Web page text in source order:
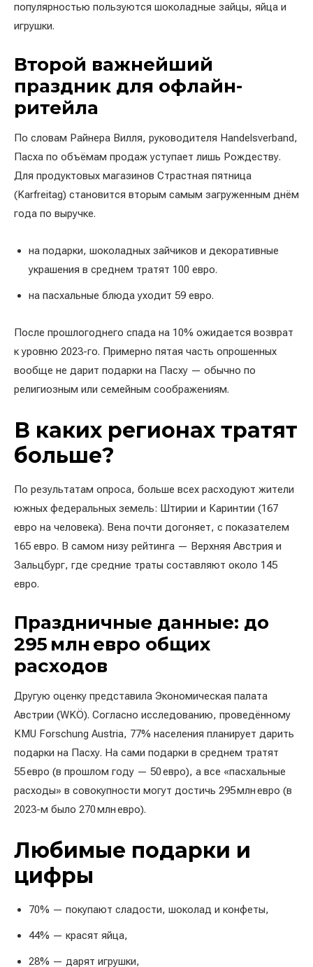
популярностью пользуются шоколадные зайцы, яйца и
игрушки.
Второй важнейший
праздник для офлайн-
ритейла
По словам Райнера Вилля, руководителя Handelsverband,
Пасха по объёмам продаж уступает лишь Рождеству.
Для продуктовых магазинов Страстная пятница
(Karfreitag) становится вторым самым загруженным днём
года по выручке.
на подарки, шоколадных зайчиков и декоративные
украшения в среднем тратят 100 евро.
на пасхальные блюда уходит 59 евро.
После прошлогоднего спада на 10% ожидается возврат
к уровню 2023-го. Примерно пятая часть опрошенных
вообще не дарит подарки на Пасху — обычно по
религиозным или семейным соображениям.
В каких регионах тратят
больше?
По результатам опроса, больше всех расходуют жители
южных федеральных земель: Штирии и Каринтии (167
евро на человека). Вена почти догоняет, с показателем
165 евро. В самом низу рейтинга — Верхняя Австрия и
Зальцбург, где средние траты составляют около 145
евро.
Праздничные данные: до
295 млн евро общих
расходов
Другую оценку представила Экономическая палата
Австрии (WKÖ). Согласно исследованию, проведённому
KMU Forschung Austria, 77% населения планирует дарить
подарки на Пасху. На сами подарки в среднем тратят
55 евро (в прошлом году — 50 евро), а все «пасхальные
расходы» в совокупности могут достичь 295 млн евро (в
2023-м было 270 млн евро).
Любимые подарки и
цифры
70% — покупают сладости, шоколад и конфеты,
44% — красят яйца,
28% — дарят игрушки,